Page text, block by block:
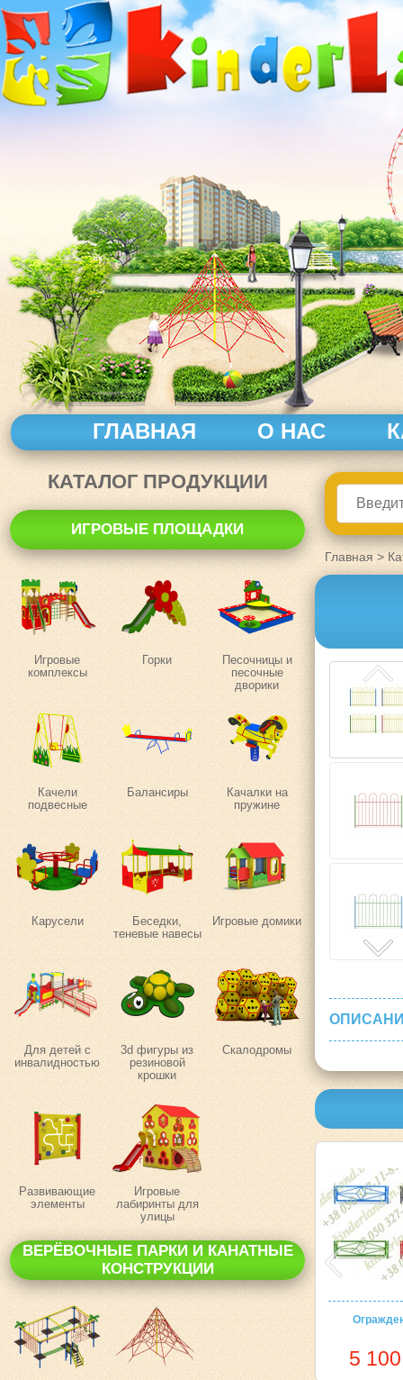
ГЛАВНАЯ О НАС
КАТАЛОГ ПРОДУКЦИИ
ИГРОВЫЕ ПЛОЩАДКИ
Игровые
комплексы
Горки
Песочницы и
песочные
дворики
Качели
подвесные
Балансиры
Качалки на
пружине
Карусели
Беседки,
теневые навесы
Игровые домики
Для детей с
инвалидностью
3d фигуры из
резиновой
крошки
Скалодромы
Развивающие
элементы
Игровые
лабиринты для
улицы
ВЕРЁВОЧНЫЕ ПАРКИ И КАНАТНЫЕ
КОНСТРУКЦИИ
Главная >
5